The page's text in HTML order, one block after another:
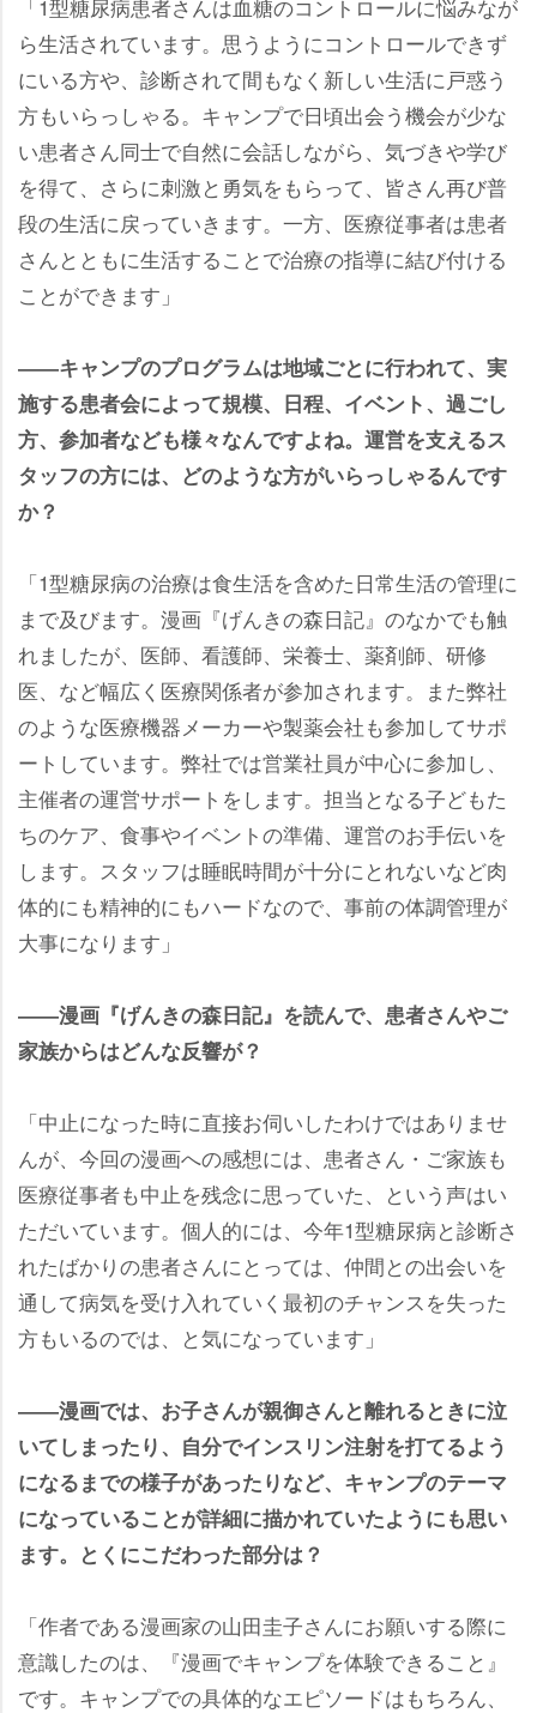
「1型糖尿病患者さんは血糖のコントロールに悩みなが
ら生活されています。思うようにコントロールできず
にいる方や、診断されて間もなく新しい生活に戸惑う
方もいらっしゃる。キャンプで日頃出会う機会が少な
い患者さん同士で自然に会話しながら、気づきや学び
を得て、さらに刺激と勇気をもらって、皆さん再び普
段の生活に戻っていきます。一方、医療従事者は患者
さんとともに生活することで治療の指導に結び付ける
ことができます」
――キャンプのプログラムは地域ごとに行われて、実
施する患者会によって規模、日程、イベント、過ごし
方、参加者なども様々なんですよね。運営を支えるス
タッフの方には、どのような方がいらっしゃるんです
か？
「1型糖尿病の治療は食生活を含めた日常生活の管理に
まで及びます。漫画『げんきの森日記』のなかでも触
れましたが、医師、看護師、栄養士、薬剤師、研修
医、など幅広く医療関係者が参加されます。また弊社
のような医療機器メーカーや製薬会社も参加してサポ
ートしています。弊社では営業社員が中心に参加し、
主催者の運営サポートをします。担当となる子どもた
ちのケア、食事やイベントの準備、運営のお手伝いを
します。スタッフは睡眠時間が十分にとれないなど肉
体的にも精神的にもハードなので、事前の体調管理が
大事になります」
――漫画『げんきの森日記』を読んで、患者さんやご
家族からはどんな反響が？
「中止になった時に直接お伺いしたわけではありませ
んが、今回の漫画への感想には、患者さん・ご家族も
医療従事者も中止を残念に思っていた、という声はい
ただいています。個人的には、今年1型糖尿病と診断さ
れたばかりの患者さんにとっては、仲間との出会いを
通して病気を受け入れていく最初のチャンスを失った
方もいるのでは、と気になっています」
――漫画では、お子さんが親御さんと離れるときに泣
いてしまったり、自分でインスリン注射を打てるよう
になるまでの様子があったりなど、キャンプのテーマ
になっていることが詳細に描かれていたようにも思い
ます。とくにこだわった部分は？
「作者である漫画家の山田圭子さんにお願いする際に
意識したのは、『漫画でキャンプを体験できること』
です。キャンプでの具体的なエピソードはもちろん、